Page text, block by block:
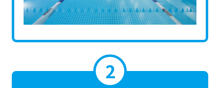
the
(start
automatic